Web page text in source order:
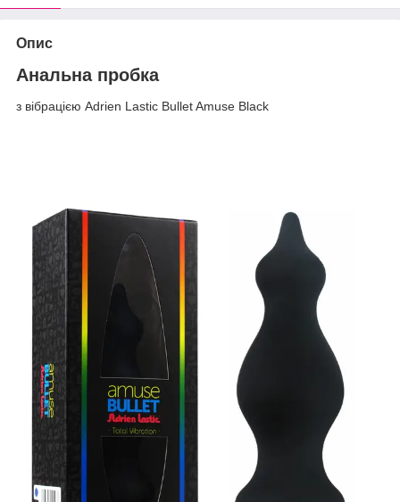
Опис
Анальна пробка
з вібрацією Adrien Lastic Bullet Amuse Black